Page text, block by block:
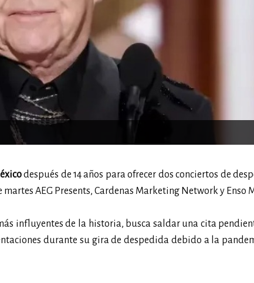
después de 14 años para ofrecer dos conciertos de
AEG Presents, Cardenas Marketing Network y Enso
influyentes de la historia, busca saldar una cita
durante su gira de despedida debido a la